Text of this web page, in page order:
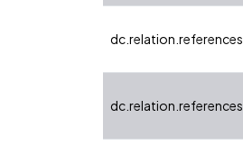
dc.relation.references
dc.relation.references